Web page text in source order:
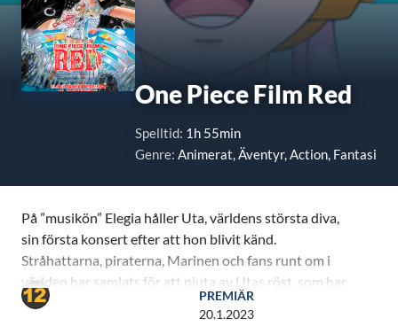
One Piece Film Red
Spelltid: 1h 55min
Genre: Animerat, Äventyr, Action, Fantasi
På ”musikön” Elegia håller Uta, världens största diva,
sin första konsert efter att hon blivit känd.
Stråhattarna, piraterna, Marinen och fans runt om i
världen har samlats för att njuta av Utas röst, som har
beskrivits som övernaturlig. Emellertid, historien
PREMIÄR
20.1.2023